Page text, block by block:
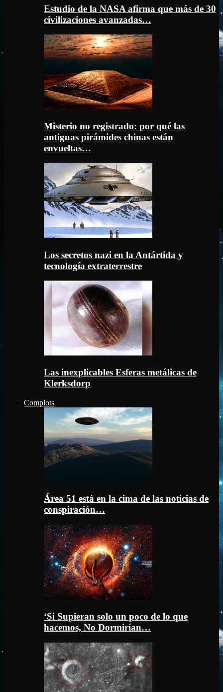
Estudio de la NASA afirma que más de 30
civilizaciones avanzadas…
Misterio no registrado: por qué las
antiguas pirámides chinas están
envueltas…
Los secretos nazi en la Antártida y
tecnología extraterrestre
Las inexplicables Esferas metálicas de
Klerksdorp
Complots
Área 51 está en la cima de las noticias de
conspiración…
‘Si Supieran solo un poco de lo que
hacemos, No Dormirían…